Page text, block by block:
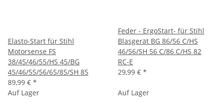
Elasto-Start für Stihl
Motorsense FS
38/45/46/55/HS 45/BG
45/46/55/56/65/85/SH 85
89,99 € *
Feder - ErgoStart- für Stihl
Blasgerät BG 86/56 C/HS
46/56/SH 56 C/86 C/HS 82
RC-E
29,99 € *
Auf Lager Auf Lager